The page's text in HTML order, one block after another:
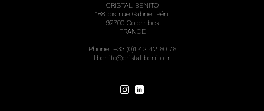
CRISTAL BENITO
188 bis rue Gabriel Péri
92700 Colombes
FRANCE
Phone: +33 (0)1 42 42 60 76
f.benito@cristal-benito.fr